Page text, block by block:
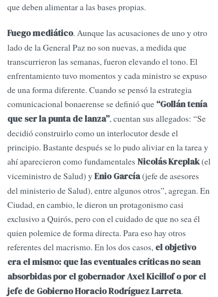
que deben alimentar a las bases propias.
Fuego mediático. Aunque las acusaciones de uno y otro
lado de la General Paz no son nuevas, a medida que
transcurrieron las semanas, fueron elevando el tono. El
enfrentamiento tuvo momentos y cada ministro se expuso
de una forma diferente. Cuando se pensó la estrategia
comunicacional bonaerense se definió que “Gollán tenía
que ser la punta de lanza”, cuentan sus allegados: “Se
decidió construirlo como un interlocutor desde el
principio. Bastante después se lo pudo aliviar en la tarea y
ahí aparecieron como fundamentales Nicolás Kreplak(el
viceministro de Salud) y Enio García(jefe de asesores
del ministerio de Salud), entre algunos otros”, agregan. En
Ciudad, en cambio, le dieron un protagonismo casi
exclusivo a Quirós, pero con el cuidado de que no sea él
quien polemice de forma directa. Para eso hay otros
referentes del macrismo. En los dos casos, el objetivo
era el mismo: que las eventuales críticas no sean
absorbidas por el gobernador Axel Kicillof o por el
jefe de Gobierno Horacio Rodríguez Larreta.